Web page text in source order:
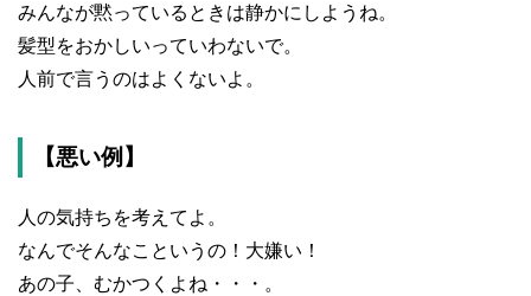
みんなが黙っているときは静かにしようね。
髪型をおかしいっていわないで。
人前で言うのはよくないよ。
【悪い例】
人の気持ちを考えてよ。
なんでそんなこというの！大嫌い！
あの子、むかつくよね・・・。